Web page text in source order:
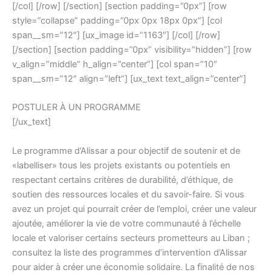
[/col] [/row] [/section] [section padding=”0px”] [row
style=”collapse” padding=”0px 0px 18px 0px”] [col
span__sm=”12″] [ux_image id=”1163″] [/col] [/row]
[/section] [section padding=”0px” visibility=”hidden”] [row
v_align=”middle” h_align=”center”] [col span=”10″
span__sm=”12″ align=”left”] [ux_text text_align=”center”]
POSTULER À UN PROGRAMME
[/ux_text]
Le programme d’Alissar a pour objectif de soutenir et de
«labelliser» tous les projets existants ou potentiels en
respectant certains critères de durabilité, d’éthique, de
soutien des ressources locales et du savoir-faire. Si vous
avez un projet qui pourrait créer de l’emploi, créer une valeur
ajoutée, améliorer la vie de votre communauté à l’échelle
locale et valoriser certains secteurs prometteurs au Liban ;
consultez la liste des programmes d’intervention d’Alissar
pour aider à créer une économie solidaire. La finalité de nos